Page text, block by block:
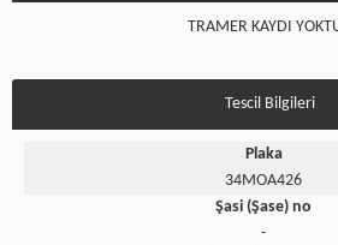
TRAMER KAYDI
Tescil Bilgileri
Plaka
34MOA426
Şasi (Şase) no
-